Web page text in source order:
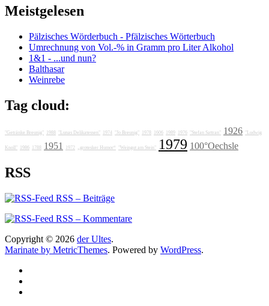
Meistgelesen
Pälzisches Wörderbuch - Pfälzisches Wörterbuch
Umrechnung von Vol.-% in Gramm pro Liter Alkohol
1&1 - ...und nun?
Balthasar
Weinrebe
Tag cloud:
"Getränke Breunig" 1988 "Lunas Delikatessen" 1974 "Jo Breunig" 1978 1606 1989 1976 "Stefan Sattran" 1926 "Ludwig
Knoll" 1986 1788 1951 1972 „grotesker Humor“ "Weingut am Stein" 1979 100°Oechsle
RSS
RSS – Beiträge
RSS – Kommentare
Copyright © 2026 der Ultes.
Marinate by MetricThemes. Powered by WordPress.